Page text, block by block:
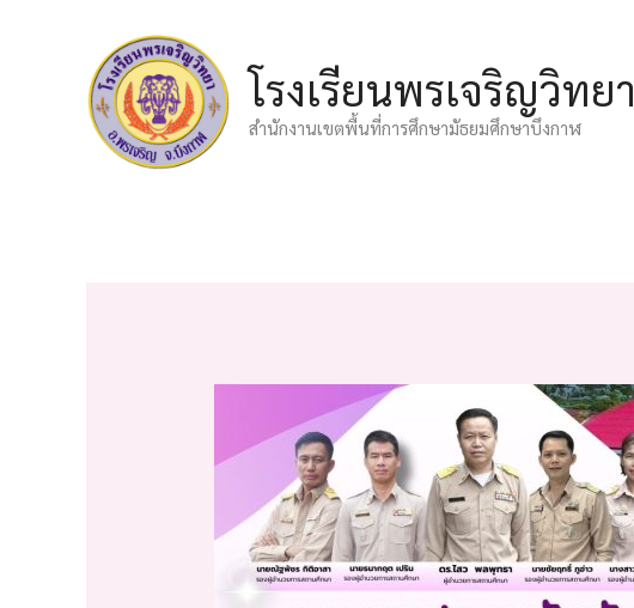
โรงเรียนพรเจริญวิทยา
สำนักงานเขตพื้นที่การศึกษามัธยมศึกษาบึงกาฬ